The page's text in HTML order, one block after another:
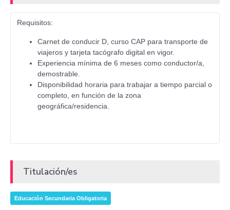
Requisitos:
Carnet de conducir D, curso CAP para transporte de
viajeros y tarjeta tacógrafo digital en vigor.
Experiencia mínima de 6 meses como conductor/a,
demostrable.
Disponibilidad horaria para trabajar a tiempo parcial o
completo, en función de la zona
geográfica/residencia.
Titulación/es
Educación Secundaria Obligatoria